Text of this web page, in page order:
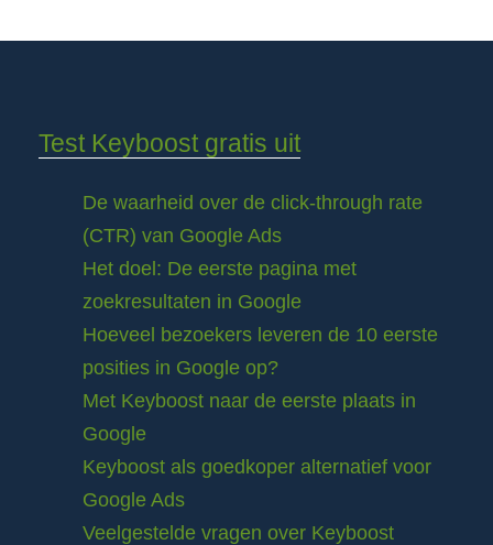
Test Keyboost gratis uit
De waarheid over de click-through rate
(CTR) van Google Ads
Het doel: De eerste pagina met
zoekresultaten in Google
Hoeveel bezoekers leveren de 10 eerste
posities in Google op?
Met Keyboost naar de eerste plaats in
Google
Keyboost als goedkoper alternatief voor
Google Ads
Veelgestelde vragen over Keyboost